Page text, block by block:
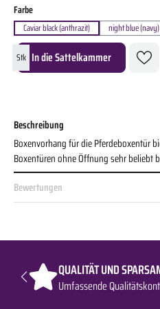
Farbeauswählen
Caviar black (anthrazit) night blue (navy)
Produkt Anzahl: Gib den gewünschten
Stk In die Sattelkammer
Beschreibung
Boxenvorhang für die Pferdeboxentür
Boxentüren ohne Öffnung sehr beliebt
Bewertungen
QUALITÄT UND
Umfassende